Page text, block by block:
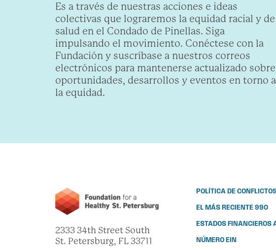
Es a través de nuestras acciones e ideas
colectivas que lograremos la equidad racial y de
salud en el Condado de Pinellas. Siga
impulsando el movimiento. Conéctese con la
Fundación y suscríbase a nuestros correos
electrónicos para mantenerse actualizado sobre
oportunidades, desarrollos y eventos en torno a
la equidad.
2333 34th Street South
St. Petersburg, FL 33711
POLÍTICA DE
EL MÁS RECIENTE 990
ESTADOS FINANCIEROS
NÚMERO EIN